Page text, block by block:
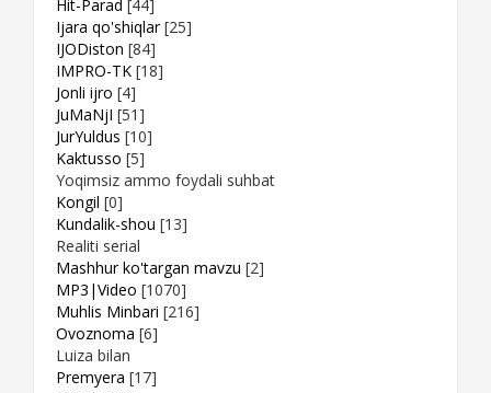
Hit-Parad [44]
Ijara qo'shiqlar [25]
IJODiston [84]
IMPRO-TK [18]
Jonli ijro [4]
JuMaNjI [51]
JurYuldus [10]
Kaktusso [5]
Yoqimsiz ammo foydali suhbat
Kongil [0]
Kundalik-shou [13]
Realiti serial
Mashhur ko'targan mavzu [2]
MP3|Video [1070]
Muhlis Minbari [216]
Ovoznoma [6]
Luiza bilan
Premyera [17]